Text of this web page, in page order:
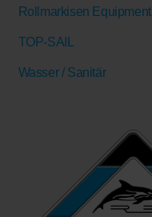
Rollmarkisen Equipment
TOP-SAIL
Wasser / Sanitär